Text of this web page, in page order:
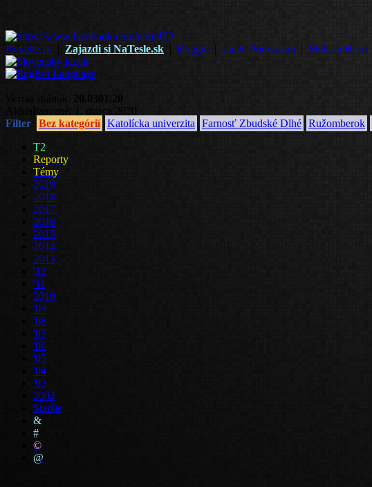
Roxette.sk Zajazdi si NaTesle.sk Boggie Laleh Pourkarim Melissa Horn
20.0301.20
Filter
Bez kategórií Katolícka univerzita Farnosť Zbudské Dlhé Ružomberok
T2
Reporty
Témy
2019
2018
2017
2016
2015
2014
2013
'12
'11
2010
'09
'08
'07
'06
'05
'04
'03
2002
Staršie
&
#
©
@